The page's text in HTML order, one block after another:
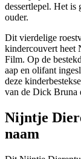
dessertlepel. Het is
ouder.
Dit vierdelige
kindercouvert heet
Film. Op de
aap en olifant
deze
van de Dick Bruna
Nijntje
naam